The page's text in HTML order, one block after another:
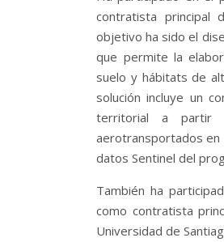
contratista principal
objetivo ha sido el
que permite la
suelo y hábitats de
solución incluye un
territorial a partir
aerotransportados en
datos Sentinel del
También ha
como contratista
Universidad de